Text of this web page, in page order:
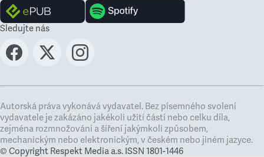
Sledujte nás
Autorská práva vykonává vydavatel. Bez písemného svolení
vydavatele je zakázáno jakékoli užití částí nebo celku díla,
zejména rozmnožování a šíření jakýmkoli způsobem,
mechanickým nebo elektronickým, v českém nebo jiném jazyce.
© Copyright Respekt Media a.s. ISSN 1801-1446